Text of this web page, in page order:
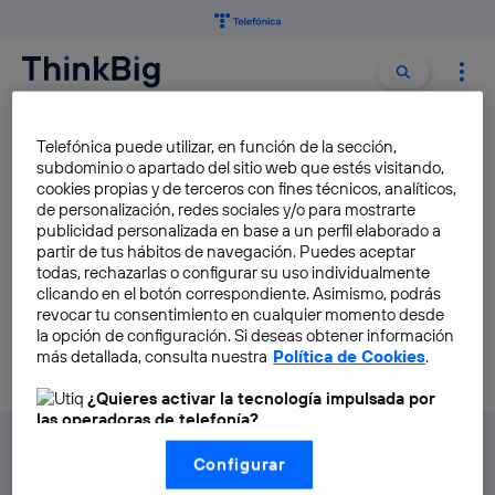
Buscar
FLICKR
4 aplicaciones geniales para
editar tus fotografías
Axel Marazzi
Telefónica puede utilizar, en función de la sección,
subdominio o apartado del sitio web que estés visitando,
cookies propias y de terceros con fines técnicos, analíticos,
de personalización, redes sociales y/o para mostrarte
publicidad personalizada en base a un perfil elaborado a
partir de tus hábitos de navegación. Puedes aceptar
todas, rechazarlas o configurar su uso individualmente
clicando en el botón correspondiente. Asimismo, podrás
revocar tu consentimiento en cualquier momento desde
la opción de configuración. Si deseas obtener información
más detallada, consulta nuestra Política de Cookies.
¿Quieres activar la tecnología impulsada por
las operadoras de telefonía?
Nosotros, Telefónica S.A., utilizamos la tecnología Utiq para
realizar nuestras acciones de marketing digital o análisis
(como se describe en este aviso de consentimiento)
Configurar